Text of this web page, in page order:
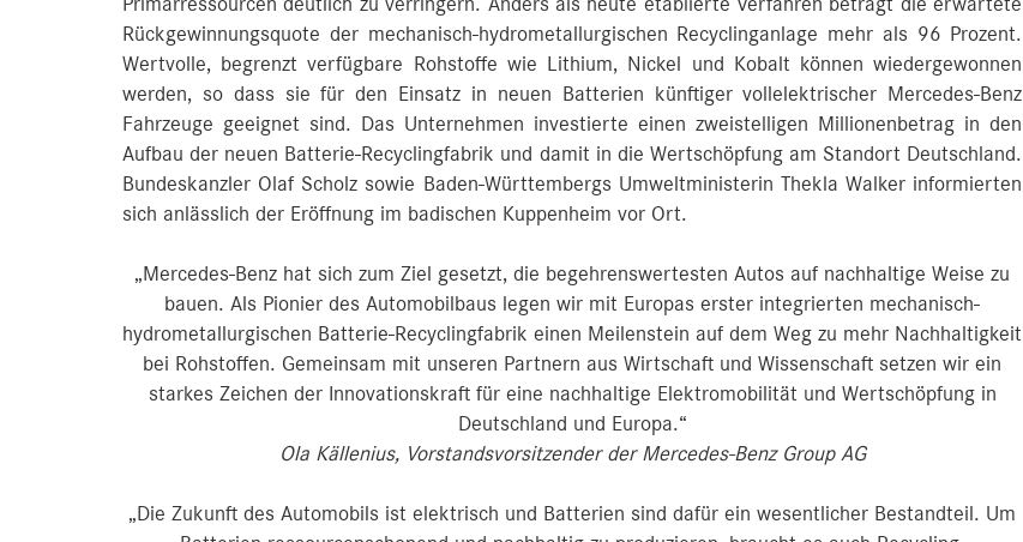
Primärressourcen deutlich zu verringern. Anders als heute etablierte Verfahren beträgt die erwartete
Rückgewinnungsquote der mechanisch-hydrometallurgischen Recyclinganlage mehr als 96 Prozent.
Wertvolle, begrenzt verfügbare Rohstoffe wie Lithium, Nickel und Kobalt können wiedergewonnen
werden, so dass sie für den Einsatz in neuen Batterien künftiger vollelektrischer Mercedes-Benz
Fahrzeuge geeignet sind. Das Unternehmen investierte einen zweistelligen Millionenbetrag in den
Aufbau der neuen Batterie-Recyclingfabrik und damit in die Wertschöpfung am Standort Deutschland.
Bundeskanzler Olaf Scholz sowie Baden-Württembergs Umweltministerin Thekla Walker informierten
sich anlässlich der Eröffnung im badischen Kuppenheim vor Ort.
„Mercedes-Benz hat sich zum Ziel gesetzt, die begehrenswertesten Autos auf nachhaltige Weise zu
bauen. Als Pionier des Automobilbaus legen wir mit Europas erster integrierten mechanisch-
hydrometallurgischen Batterie-Recyclingfabrik einen Meilenstein auf dem Weg zu mehr Nachhaltigkeit
bei Rohstoffen. Gemeinsam mit unseren Partnern aus Wirtschaft und Wissenschaft setzen wir ein
starkes Zeichen der Innovationskraft für eine nachhaltige Elektromobilität und Wertschöpfung in
Deutschland und Europa.“
Ola Källenius, Vorstandsvorsitzender der Mercedes-Benz Group AG
„Die Zukunft des Automobils ist elektrisch und Batterien sind dafür ein wesentlicher Bestandteil. Um